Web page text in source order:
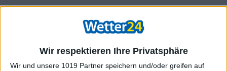
Wir respektieren Ihre Privatsphäre
Wir und unsere 1019 Partner speichern und/oder greifen auf